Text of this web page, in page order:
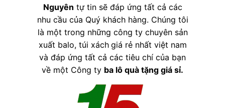
Nguyên tự tin sẽ đáp ứng tất cả các
nhu cầu của Quý khách hàng. Chúng tôi
là một trong những công ty chuyên sản
xuất balo, túi xách giá rẻ nhất việt nam
và đáp ứng tất cả các tiêu chí của bạn
về một Công ty ba lô quà tặng giá sỉ.